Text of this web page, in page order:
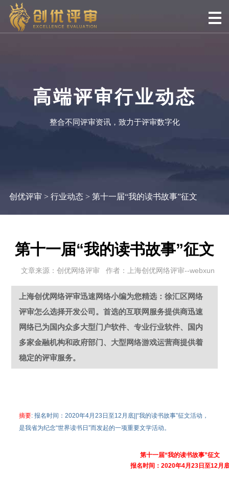
高端评审行业动态
整合不同评审资讯，致力于评审数字化
创优评审 > 行业动态> 第十一届“我的读书故事”征文
第十一届“我的读书故事”征文
文章来源：创优网络评审 作者：上海创优网络评审--webxun
上海创优网络评审迅速网络小编为您精选：徐汇区网络
评审怎么选择开发公司。首选的互联网服务提供商迅速
网络已为国内众多大型门户软件、专业行业软件、国内
多家金融机构和政府部门、大型网络游戏运营商提供着
稳定的评审服务。
摘要: 报名时间：2020年4月23日至12月底||“我的读书故事”征文活动，
是我省为纪念“世界读书日”而发起的一项重要文学活动。
第十一届“我的读书故事”征文
报名时间：2020年4月23日至12月